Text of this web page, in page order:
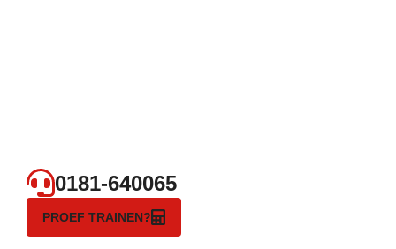
0181-640065
PROEF TRAINEN?